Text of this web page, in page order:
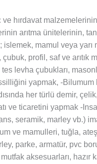
hırdavat malzemelerinin
arıtma ünitelerinin,
islemek, mamul veya
profil, saf ve arıtık
levha çubukları,
yapmak, -Bilumum
her türlü demir,
ve ticaretini yapmak -
seramik, marley vb.)
ve mamulleri, tuğla,
parke, armatür, pvc
aksesuarları, hazır